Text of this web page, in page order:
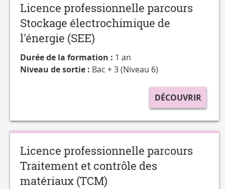
Licence professionnelle parcours
Stockage électrochimique de
l'énergie (SEE)
Durée de la formation : 1 an
Niveau de sortie : Bac + 3 (Niveau 6)
DÉCOUVRIR
Licence professionnelle parcours
Traitement et contrôle des
matériaux (TCM)